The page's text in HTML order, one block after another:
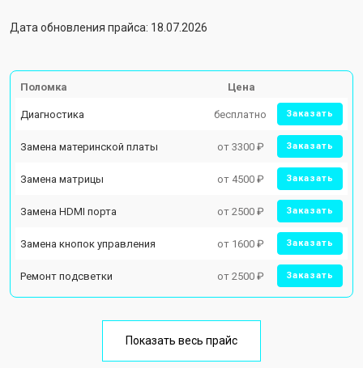
Дата обновления прайса: 18.07.2026
Поломка Цена
Диагностика бесплатно Заказать
Замена материнской платы от 3300 ₽ Заказать
Замена матрицы от 4500 ₽ Заказать
Замена HDMI порта от 2500 ₽ Заказать
Замена кнопок управления от 1600 ₽ Заказать
Ремонт подсветки от 2500 ₽ Заказать
Показать весь прайс